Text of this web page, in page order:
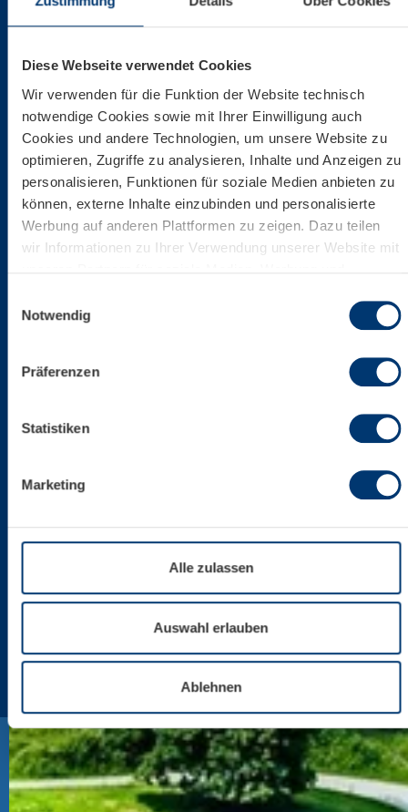
Diese Webseite verwendet Cookies
Wir verwenden für die Funktion der Website technisch
notwendige Cookies sowie mit Ihrer Einwilligung auch
Cookies und andere Technologien, um unsere Website zu
optimieren, Zugriffe zu analysieren, Inhalte und Anzeigen zu
personalisieren, Funktionen für soziale Medien anbieten zu
können, externe Inhalte einzubinden und personalisierte
Werbung auf anderen Plattformen zu zeigen. Dazu teilen
wir Informationen zu Ihrer Verwendung unserer Website mit
Cookies können Sie jederzeit mit Wirkung für die Zukunft
widerrufen. Weiterführende Details zu den auf unserer
Datenschutzinformation bzw. in diesem Cookie Banner.
Notwendig
Präferenzen
Statistiken
Marketing
Alle zulassen
Auswahl erlauben
Ablehnen